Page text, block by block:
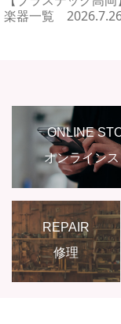
楽器一覧
ONLINE
オンライン
REPAIR
修理